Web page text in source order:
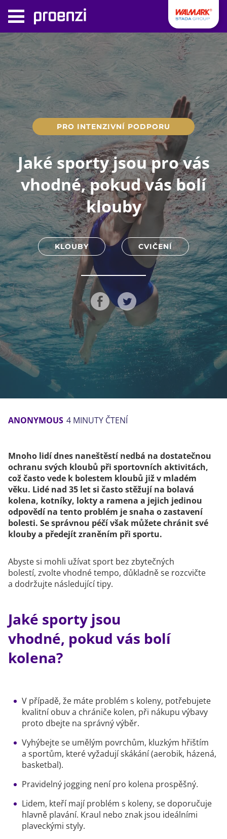
PRO INTENZIVNÍ PODPORU
Jaké sporty jsou pro vás
vhodné, pokud vás bolí
klouby
KLOUBY CVIČENÍ
ANONYMOUS 4 MINUTY ČTENÍ
Mnoho lidí dnes naneštěstí nedbá na dostatečnou
ochranu svých kloubů při sportovních aktivitách,
což často vede k bolestem kloubů již v mladém
věku. Lidé nad 35 let si často stěžují na bolavá
kolena, kotníky, lokty a ramena a jejich jedinou
odpovědí na tento problém je snaha o zastavení
bolesti. Se správnou péčí však můžete chránit své
klouby a předejít zraněním při sportu.
Abyste si mohli užívat sport bez zbytečných
bolestí, zvolte vhodné tempo, důkladně se rozcvičte
a dodržujte následující tipy.
Jaké sporty jsou
vhodné, pokud vás bolí
kolena?
V případě, že máte problém s koleny, potřebujete
kvalitní obuv a chrániče kolen, při nákupu výbavy
proto dbejte na správný výběr.
Vyhýbejte se umělým povrchům, kluzkým hřištím
a sportům, které vyžadují skákání (aerobik, házená,
basketbal).
Pravidelný jogging není pro kolena prospěšný.
Lidem, kteří mají problém s koleny, se doporučuje
hlavně plavání. Kraul nebo znak jsou ideálními
plaveckými styly.